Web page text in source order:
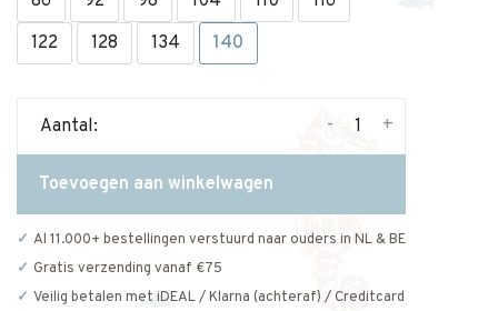
122
128 134 140
Aantal: +
-
Toevoegen aan winkelwagen
Al 11.000+ bestellingen verstuurd naar ouders in NL & BE
Gratis verzending vanaf €75
Veilig betalen met iDEAL / Klarna (achteraf) / Creditcard